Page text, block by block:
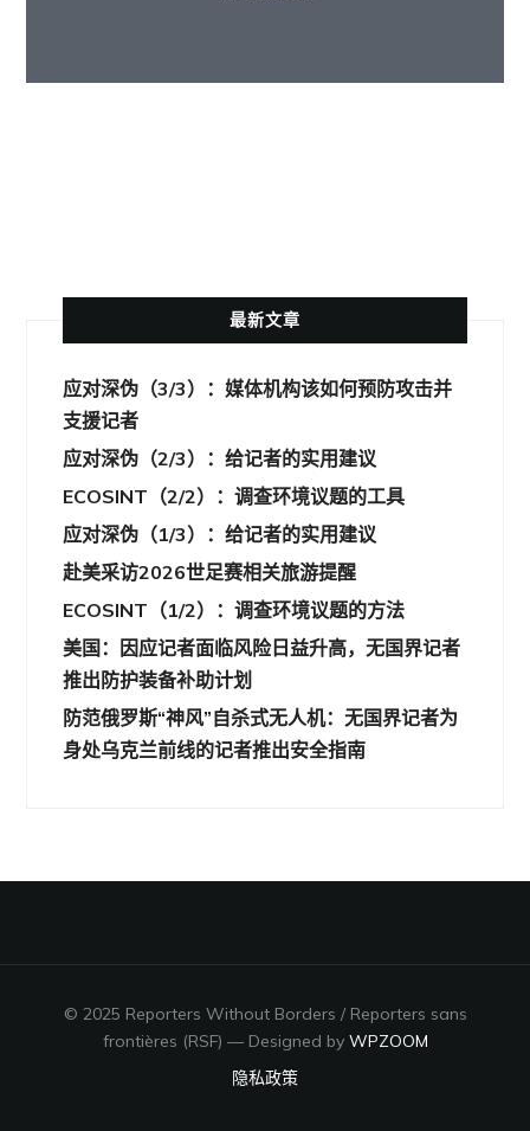
最新文章
应对深伪（3/3）：媒体机构该如何预防攻击并
支援记者
应对深伪（2/3）：给记者的实用建议
ECOSINT（2/2）：调查环境议题的工具
应对深伪（1/3）：给记者的实用建议
赴美采访2026世足赛相关旅游提醒
ECOSINT（1/2）：调查环境议题的方法
美国：因应记者面临风险日益升高，无国界记者
推出防护装备补助计划
防范俄罗斯“神风”自杀式无人机：无国界记者为
身处乌克兰前线的记者推出安全指南
© 2025 Reporters Without Borders / Reporters sans
frontières (RSF) — Designed by WPZOOM
隐私政策